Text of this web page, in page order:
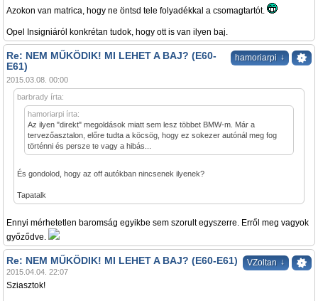
Azokon van matrica, hogy ne öntsd tele folyadékkal a csomagtartót.
Opel Insigniáról konkrétan tudok, hogy ott is van ilyen baj.
hamoriarpi ↓
Re: NEM MŰKÖDIK! MI LEHET A BAJ? (E60-
E61)
2015.03.08. 00:00
barbrady írta:
hamoriarpi írta:
Az ilyen "direkt" megoldások miatt sem lesz többet BMW-m. Már a
tervezőasztalon, előre tudta a köcsög, hogy ez sokezer autónál meg fog
történni és persze te vagy a hibás...
És gondolod, hogy az off autókban nincsenek ilyenek?
Tapatalk
Ennyi mérhetetlen baromság egyikbe sem szorult egyszerre. Erről meg vagyok
győződve.
VZoltan ↓
Re: NEM MŰKÖDIK! MI LEHET A BAJ? (E60-E61)
2015.04.04. 22:07
Sziasztok!